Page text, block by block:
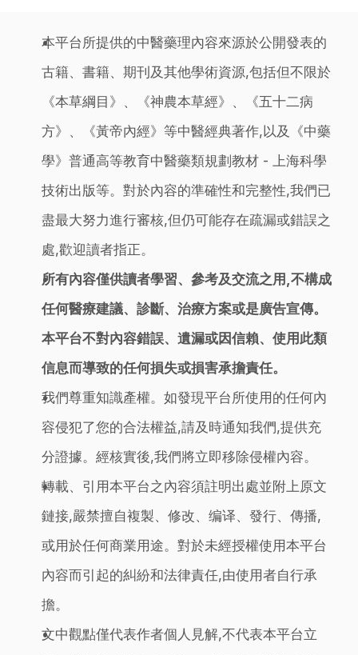
本平台所提供的中醫藥理內容來源於公開發表的
古籍、書籍、期刊及其他學術資源,包括但不限於
《本草綱目》、《神農本草經》、《五十二病
方》、《黃帝內經》等中醫經典著作,以及《中藥
學》普通高等教育中醫藥類規劃教材 - 上海科學
技術出版等。對於內容的準確性和完整性,我們已
盡最大努力進行審核,但仍可能存在疏漏或錯誤之
處,歡迎讀者指正。
所有內容僅供讀者學習、參考及交流之用,不構成
任何醫療建議、診斷、治療方案或是廣告宣傳。
本平台不對內容錯誤、遺漏或因信賴、使用此類
信息而導致的任何損失或損害承擔責任。
我們尊重知識產權。如發現平台所使用的任何內
容侵犯了您的合法權益,請及時通知我們,提供充
分證據。經核實後,我們將立即移除侵權內容。
轉載、引用本平台之內容須註明出處並附上原文
鏈接,嚴禁擅自複製、修改、编译、發行、傳播,
或用於任何商業用途。對於未經授權使用本平台
內容而引起的糾紛和法律責任,由使用者自行承
擔。
文中觀點僅代表作者個人見解,不代表本平台立